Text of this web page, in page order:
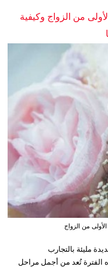
من الزواج وكيفية
من الزواج
مليئة بالتجارب
الفترة تُعد من أجمل مراحل